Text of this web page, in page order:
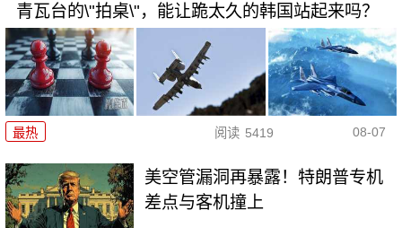
青瓦台的\"拍桌\"，能让跪太久的韩国站起来吗？
最热 阅读 5419 08-07
美空管漏洞再暴露！特朗普专机
差点与客机撞上